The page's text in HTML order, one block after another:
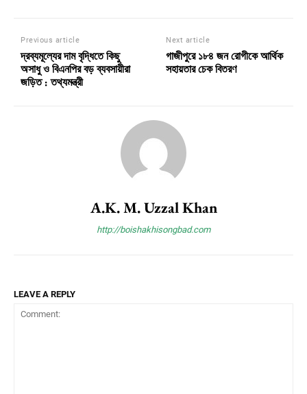
Previous article
দ্রব্যমূল্যের দাম বৃদ্ধিতে কিছু
অসাধু ও বিএনপির বড় ব্যবসায়ীরা
জড়িত : তথ্যমন্ত্রী
Next article
গাজীপুরে ১৮৪ জন রোগীকে আর্থিক
সহায়তার চেক বিতরণ
A.K. M. Uzzal Khan
http://boishakhisongbad.com
LEAVE A REPLY